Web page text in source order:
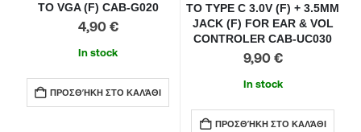
TO VGA (F) CAB-G020
4,90 €
In stock
ΠΡΟΣΘΉΚΗ ΣΤΟ ΚΑΛΆΘΙ
TO TYPE C 3.0V (F) + 3.5MM
JACK (F) FOR EAR & VOL
CONTROLER CAB-UC030
9,90 €
In stock
ΠΡΟΣΘΉΚΗ ΣΤΟ ΚΑΛΆΘΙ